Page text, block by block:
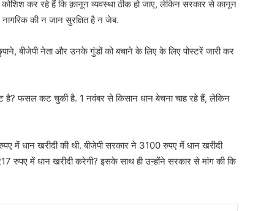
कर रहे हैं कि क़ानून व्यवस्था ठीक हो जाए, लेकिन सरकार से कानून
की न जान सुरक्षित है न जेब.
बीजेपी नेता और उनके गुंडों को बचाने के लिए के लिए पोस्टरें जारी कर
है? फसल कट चुकी है. 1 नवंबर से किसान धान बेचना चाह रहे हैं, लेकिन
में धान खरीदी की थी. बीजेपी सरकार ने 3100 रुपए में धान खरीदी
रुपए में धान खरीदी करेगी? इसके साथ ही उन्होंने सरकार से मांग की कि